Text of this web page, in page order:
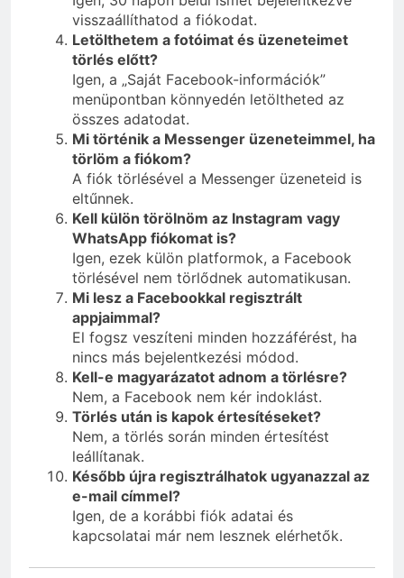
visszaállíthatod a fiókodat.
Letölthetem a fotóimat és üzeneteimet
törlés előtt?
Igen, a „Saját Facebook-információk”
menüpontban könnyedén letöltheted az
összes adatodat.
Mi történik a Messenger üzeneteimmel, ha
törlöm a fiókom?
A fiók törlésével a Messenger üzeneteid is
eltűnnek.
Kell külön törölnöm az Instagram vagy
WhatsApp fiókomat is?
Igen, ezek külön platformok, a Facebook
törlésével nem törlődnek automatikusan.
Mi lesz a Facebookkal regisztrált
appjaimmal?
El fogsz veszíteni minden hozzáférést, ha
nincs más bejelentkezési módod.
Kell-e magyarázatot adnom a törlésre?
Nem, a Facebook nem kér indoklást.
Törlés után is kapok értesítéseket?
Nem, a törlés során minden értesítést
leállítanak.
Később újra regisztrálhatok ugyanazzal az
e-mail címmel?
Igen, de a korábbi fiók adatai és
kapcsolatai már nem lesznek elérhetők.